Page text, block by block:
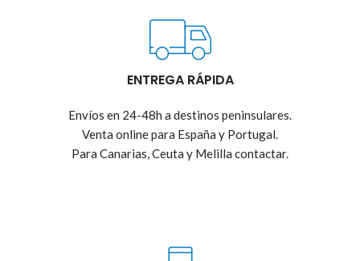
ENTREGA RÁPIDA
Envíos en 24-48h a destinos peninsulares.
Venta online para España y Portugal.
Para Canarias, Ceuta y Melilla contactar.